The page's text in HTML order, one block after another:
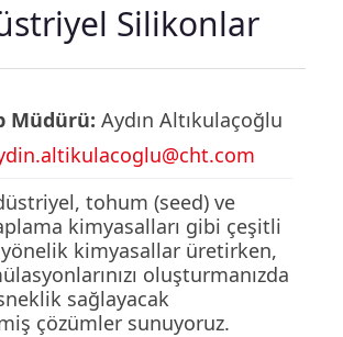
Silikonlar
Müdürü: Aydın Altıkulaçoğlu
tohum (seed) ve
kimyasalları gibi çeşitli
kimyasallar üretirken,
oluşturmanızda
sağlayacak
çözümler sunuyoruz.